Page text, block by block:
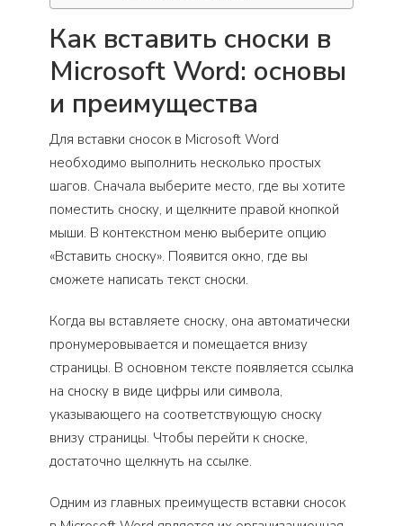
Как вставить сноски в
Microsoft Word: основы
и преимущества
Для вставки сносок в Microsoft Word
необходимо выполнить несколько простых
шагов. Сначала выберите место, где вы хотите
поместить сноску, и щелкните правой кнопкой
мыши. В контекстном меню выберите опцию
«Вставить сноску». Появится окно, где вы
сможете написать текст сноски.
Когда вы вставляете сноску, она автоматически
пронумеровывается и помещается внизу
страницы. В основном тексте появляется ссылка
на сноску в виде цифры или символа,
указывающего на соответствующую сноску
внизу страницы. Чтобы перейти к сноске,
достаточно щелкнуть на ссылке.
Одним из главных преимуществ вставки сносок